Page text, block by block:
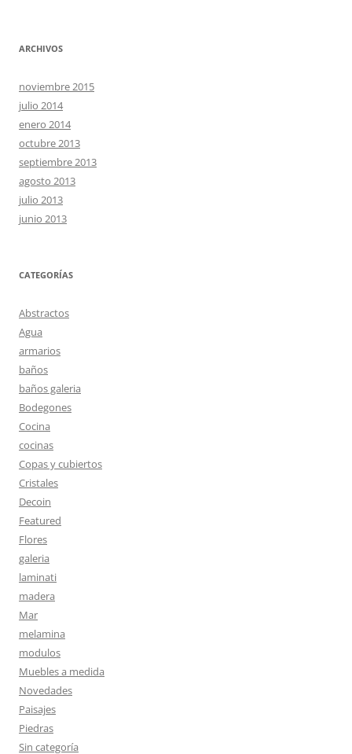
ARCHIVOS
noviembre 2015
julio 2014
enero 2014
octubre 2013
septiembre 2013
agosto 2013
julio 2013
junio 2013
CATEGORÍAS
Abstractos
Agua
armarios
baños
baños galeria
Bodegones
Cocina
cocinas
Copas y cubiertos
Cristales
Decoin
Featured
Flores
galeria
laminati
madera
Mar
melamina
modulos
Muebles a medida
Novedades
Paisajes
Piedras
Sin categoría